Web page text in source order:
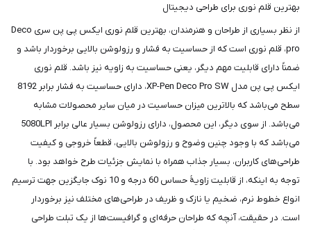
بهترین قلم نوری برای طراحی دیجیتال
از نظر بسیاری از طراحان و هنرمندان، بهترین قلم نوری ایکس پی پن سری Deco
pro، قلم نوری است که از حساسیت به فشار و رزولوشن بالایی برخوردار باشد و
ضمناً دارای قابلیت مهم دیگر، یعنی حساسیت به زاویه نیز باشد. قلم نوری
ایکس پی پن مدل XP-Pen Deco Pro SW، دارای حساسیت به فشار برابر 8192
سطح می‌باشد که بالاترین میزان حساسیت در میان سایر محصولات مشابه
می‌باشد. از سوی دیگر، این محصول، دارای رزولوشن بسیار عالی برابر 5080LPI
می‌باشد که با وجود چنین وضوح و رزولوشن بالایی، قطعاً خروجی و کیفیت
طراحی‌های کاربران، بسیار جذاب همراه با نمایش جزئیات طرح خواهد بود. با
توجه به اینکه، از قابلیت زاویۀ حساس 60 درجه و 10 نوک جایگزین جهت ترسیم
انواع خطوط نرم، ضخیم یا نازک و ظریف در طراحی‌های مختلف نیز برخوردار
است. در حقیقت، آنچه که طراحان حرفه‌ای و گرافیست‌ها از یک تبلت طراحی